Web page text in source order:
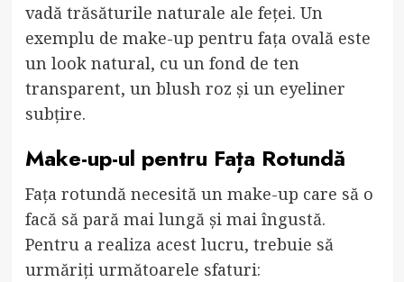
vadă trăsăturile naturale ale feței. Un
exemplu de make-up pentru fața ovală este
un look natural, cu un fond de ten
transparent, un blush roz și un eyeliner
subțire.
Make-up-ul pentru Fața Rotundă
Fața rotundă necesită un make-up care să o
facă să pară mai lungă și mai îngustă.
Pentru a realiza acest lucru, trebuie să
urmăriți următoarele sfaturi: